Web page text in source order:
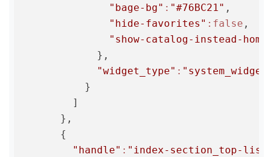
"bage-bg" : "#76BC21" ,
"hide-favorites" :false ,
"show-catalog-instead-home"
            },
"widget_type" :
          }
        ]
      },
      {
"handle" : "index-section_top-list"